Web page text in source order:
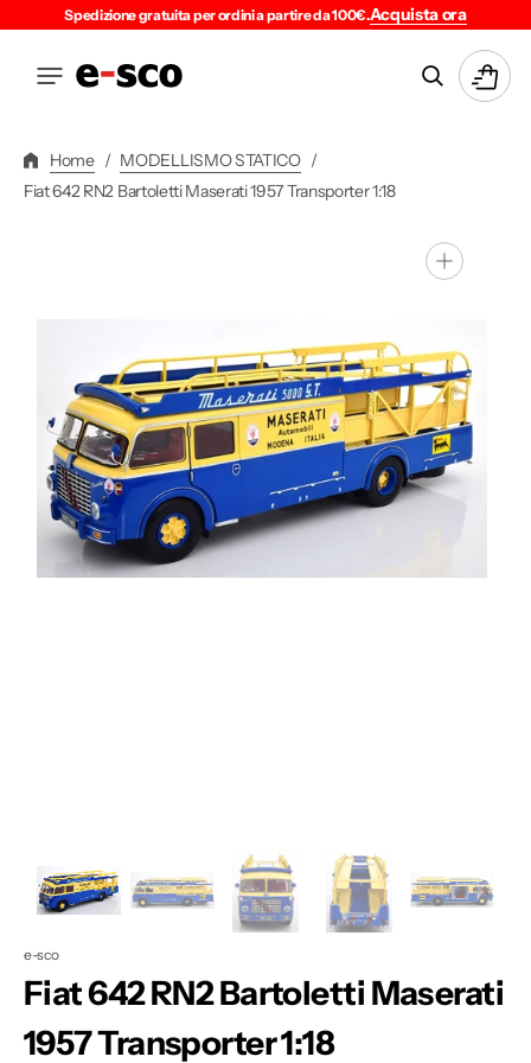
Spedizione gratuita per ordini a partire da 100€.Acquista ora
Carrello
Home / MODELLISMO STATICO /
Fiat 642 RN2 Bartoletti Maserati 1957 Transporter 1:18
Apri
dei
e-sco
Fiat 642 RN2 Bartoletti Maserati
1957 Transporter 1:18